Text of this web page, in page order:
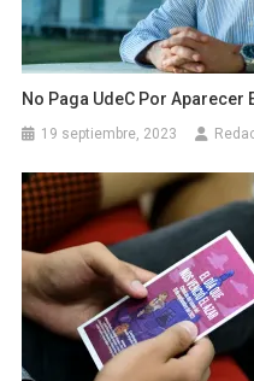
No Paga UdeC Por Aparecer
19 septiembre, 2023